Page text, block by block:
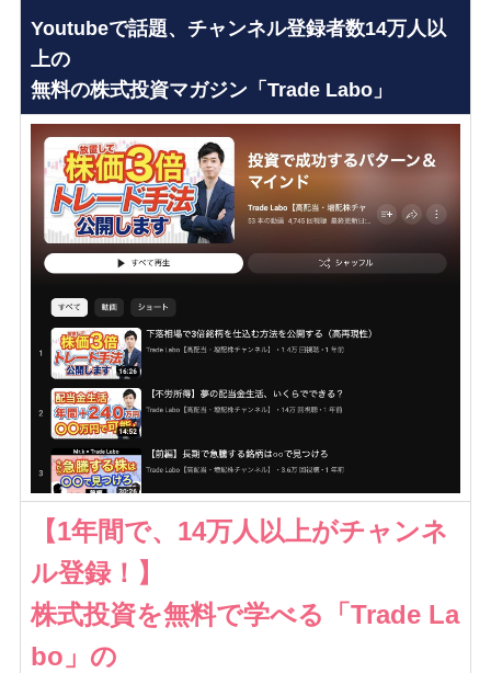
Youtubeで話題、チャンネル登録者数14万人以
上の
無料の株式投資マガジン「Trade Labo」
【1年間で、14万人以上がチャンネ
ル登録！】
株式投資を無料で学べる「Trade La
bo」の